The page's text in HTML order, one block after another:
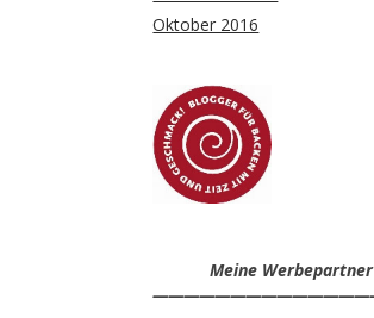
Oktober 2016
Meine Werbepartner